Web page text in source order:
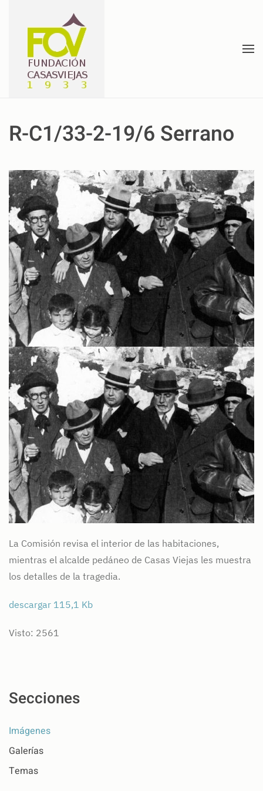
Skip to main content
R-C1/33-2-19/6 Serrano
La Comisión revisa el interior de las habitaciones,
mientras el alcalde pedáneo de Casas Viejas les muestra
los detalles de la tragedia.
descargar 115,1 Kb
Visto: 2561
Secciones
Imágenes
Galerías
Temas